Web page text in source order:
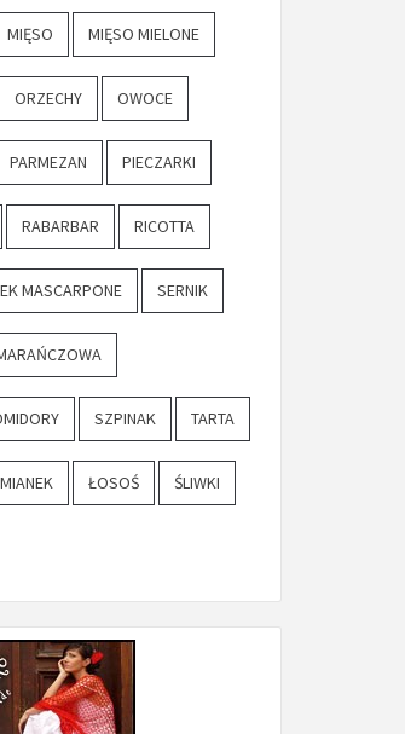
MIĘSO MIĘSO MIELONE
ORZECHY OWOCE
PARMEZAN PIECZARKI
RABARBAR RICOTTA
MASCARPONE SERNIK
SZPINAK TARTA
ŁOSOŚ ŚLIWKI